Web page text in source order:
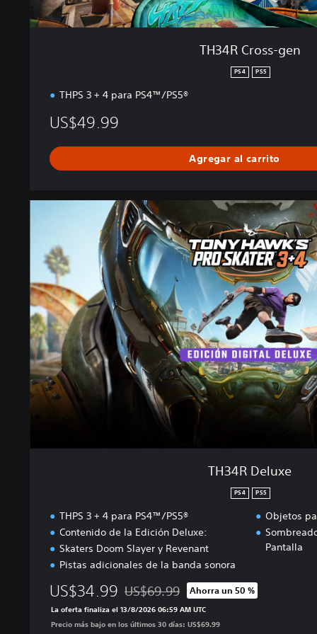
TH34R Cross-gen
PS4 PS5
THPS 3 + 4 para PS4™/PS5®
US$49.99
Agregar al carrito
D
e
l
u
x
e
TH34R Deluxe
PS4 PS5
THPS 3 + 4 para PS4™/PS5®
Contenido de la Edición Deluxe:
Skaters Doom Slayer y Revenant
Pistas adicionales de la banda sonora
Objetos
Pantalla
US$34.99 Rebajado del precio original de US$69.99
US$69.99 Ahorra un 50 %
La oferta finaliza el 13/8/2026 06:59 AM UTC
Precio más bajo en los últimos 30 días: US$69.99